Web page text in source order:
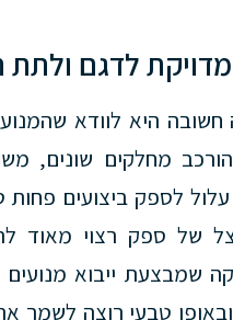
לדגם ולתת
היא לוודא
מחלקים שונים,
לספק ביצועים פחות
של ספק רצוי מאוד
שמבצעת ייבוא
טבעי רוצה לשמר